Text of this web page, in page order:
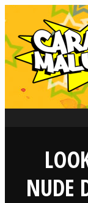
NUDE